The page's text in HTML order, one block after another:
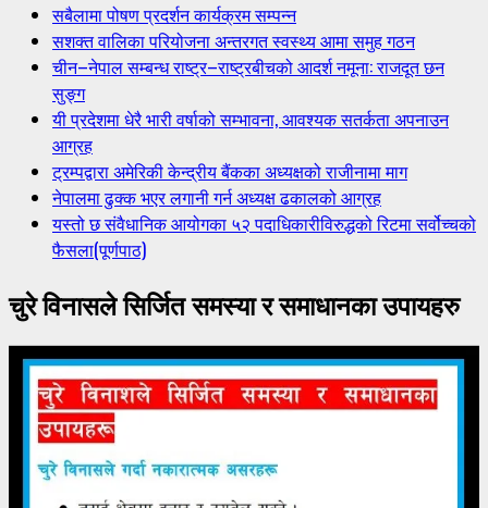
सबैलामा पोषण प्रदर्शन कार्यक्रम सम्पन्न
सशक्त वालिका परियोजना अन्तरगत स्वस्थ्य आमा समुह गठन
चीन–नेपाल सम्बन्ध राष्ट्र–राष्ट्रबीचको आदर्श नमूना: राजदूत छन
सुङ्ग
यी प्रदेशमा धेरै भारी वर्षाको सम्भावना, आवश्यक सतर्कता अपनाउन
आग्रह
ट्रम्पद्वारा अमेरिकी केन्द्रीय बैंकका अध्यक्षको राजीनामा माग
नेपालमा ढुक्क भएर लगानी गर्न अध्यक्ष ढकालको आग्रह
यस्तो छ संवैधानिक आयोगका ५२ पदाधिकारीविरुद्धको रिटमा सर्वोच्चको
फैसला(पूर्णपाठ)
चुरे विनासले सिर्जित समस्या र समाधानका उपायहरु